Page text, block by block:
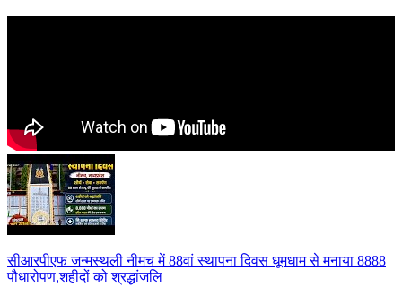
सीआरपीएफ जन्मस्थली नीमच में 88वां स्थापना दिवस धूमधाम से मनाया 8888
पौधारोपण,शहीदों को श्रद्धांजलि